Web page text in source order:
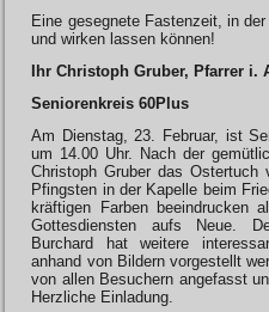
Eine gesegnete Fastenzeit, in
und wirken lassen können!
Ihr Christoph Gruber, Pfarrer i.
Seniorenkreis 60Plus
Am Dienstag, 23. Februar, ist
um 14.00 Uhr. Nach der
Christoph Gruber das
Pfingsten in der Kapelle beim
kräftigen Farben beeindrucken
Gottesdiensten aufs Neue.
Burchard hat weitere
anhand von Bildern vorgestellt
von allen Besuchern angefasst
Herzliche Einladung.